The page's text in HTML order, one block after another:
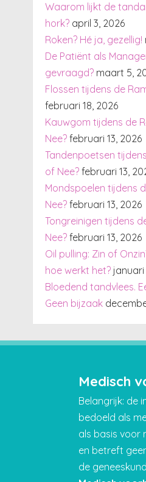
Waarom lijkt de
hork? april 3, 2026
Roken? Hé ja, gezellig!
De Patiënt als
gevraagd? maart 5,
Flossen tijdens de
februari 18, 2026
Kauwgom tijdens de
Nee? februari 13, 2026
Tandenpoetsen
of Nee? februari 13,
Mondspoelen tijdens
Nee? februari 13, 2026
Tongreinigen tijdens
Nee? februari 13, 2026
Oil pulling: Zin of
hoe werkt het? januari
Bloedend tandvlees.
Geen bijzaak
Medisch
Belangrijk: de
bedoeld als
als basis voor
en betreft
de